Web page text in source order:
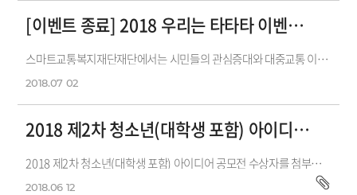
2018.07 02
[이벤트 종료] 2018 우리는 타타타 이벤트 실시
스마트교통복지재단재단에서는 시민들의 관심증대와 대중교통 이용 활성화를 위하여 서울과 수도권 대중교통을 이용하는 시민들을 대상...
2018.06 12
2018 제2차 청소년(대학생 포함) 아이디어 공모전 수상 결과
2018 제2차 청소년(대학생 포함) 아이디어 공모전 수상자를 첨부와 같이 공지합니다.수상을 하신 분들께 축하를 드리고, 수상내역은 개별 통보할...